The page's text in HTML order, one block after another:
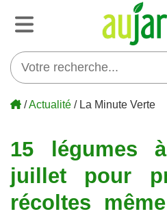
/Actualité / La Minute Verte
15 légumes
juillet pour
récoltes